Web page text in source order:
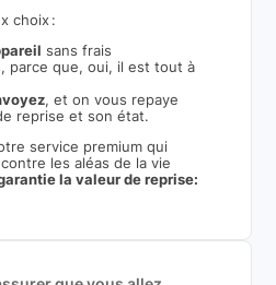
choix :
sans frais
parce que, oui, il est tout à
, et on vous repaye
reprise et son état.
service premium qui
les aléas de la vie
la valeur de reprise: